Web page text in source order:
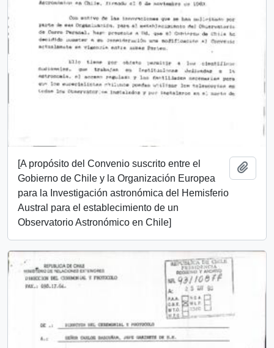
[A propósito del Convenio suscrito entre el
Gobierno de Chile y la Organización Europea
para la Investigación astronómica del Hemisferio
Austral para el establecimiento de un
Observatorio Astronómico en Chile]